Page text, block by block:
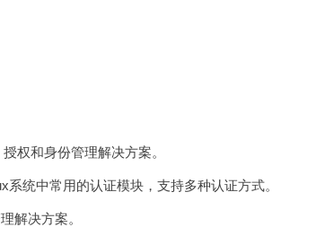
权和身份管理解决方案。
系统中常用的认证模块，支持多种认证方式。
解决方案。